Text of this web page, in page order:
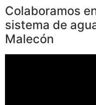
Colaboramos
sistema de
Malecón